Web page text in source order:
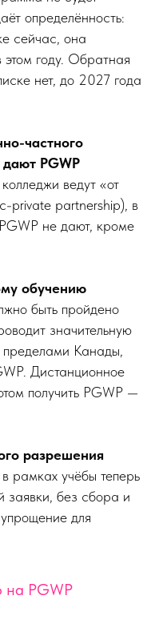
определённость:
сейчас, она
этом году. Обратная
нет, до 2027 года
частного
PGWP
ведут «от
private partnership), в
не дают, кроме
обучению
быть пройдено
значительную
пределами Канады,
Дистанционное
получить PGWP —
разрешения
рамках учёбы теперь
заявки, без сбора и
для
на PGWP